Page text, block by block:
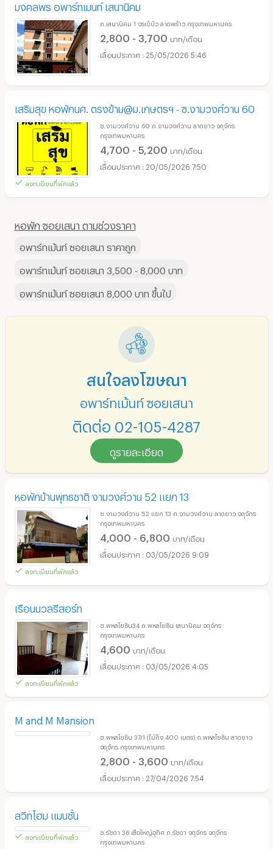
มงคลพร อพาร์ทเมนท์ เสนานิคม
ถ.เสนานิคม 1 จรเข้บัว ลาดพร้าว กรุงเทพมหานคร
2,800 - 3,700 บาท/เดือน
25/05/2026 5:46
เสริมสุข หอพักนศ. ตรงข้าม@ม.เกษตรฯ - ซ.งามวงศ์วาน 60
ลงทะเบียนที่พักแล้ว
ซ.งามวงศ์วาน 60 ถ.งามวงศ์วาน ลาดยาว จตุจักร
กรุงเทพมหานคร
4,700 - 5,200 บาท/เดือน
20/05/2026 7:50
หอพัก ซอยเสนา ตามช่วงราคา
อพาร์ทเม้นท์ ซอยเสนา ราคาถูก
อพาร์ทเม้นท์ ซอยเสนา 3,500 - 8,000 บาท
อพาร์ทเม้นท์ ซอยเสนา 8,000 บาท ขึ้นไป
สนใจลงโฆษณา
อพาร์ทเม้นท์ ซอยเสนา
ติดต่อ 02-105-4287
ดูรายละเอียด
หอพักบ้านพุทธชาติ งามวงศ์วาน 52 แยก 13
ลงทะเบียนที่พักแล้ว
ซ.งามวงศ์วาน 52 แยก 13 ถ.งามวงศ์วาน ลาดยาว จตุจักร
กรุงเทพมหานคร
4,000 - 6,800 บาท/เดือน
03/05/2026 9:09
เรือนนวลรีสอร์ท
ลงทะเบียนที่พักแล้ว
ซ.พหลโยธิน34 ถ.พหลโยธิน เสนานิคม จตุจักร
กรุงเทพมหานคร
4,600 บาท/เดือน
03/05/2026 4:05
M and M Mansion
ซ.พหลโยธิน 37/1 (ไม่ถึง 400 เมตร) ถ.พหลโยธิน ลาดยาว
จตุจักร กรุงเทพมหานคร
2,800 - 3,600 บาท/เดือน
27/04/2026 7:54
สวีทโฮม แมนชั่น
ซ.รัชดา 36 เสือใหญ่อุทิศ ถ.รัชดา จตุจักร จตุจักร
กรุงเทพมหานคร